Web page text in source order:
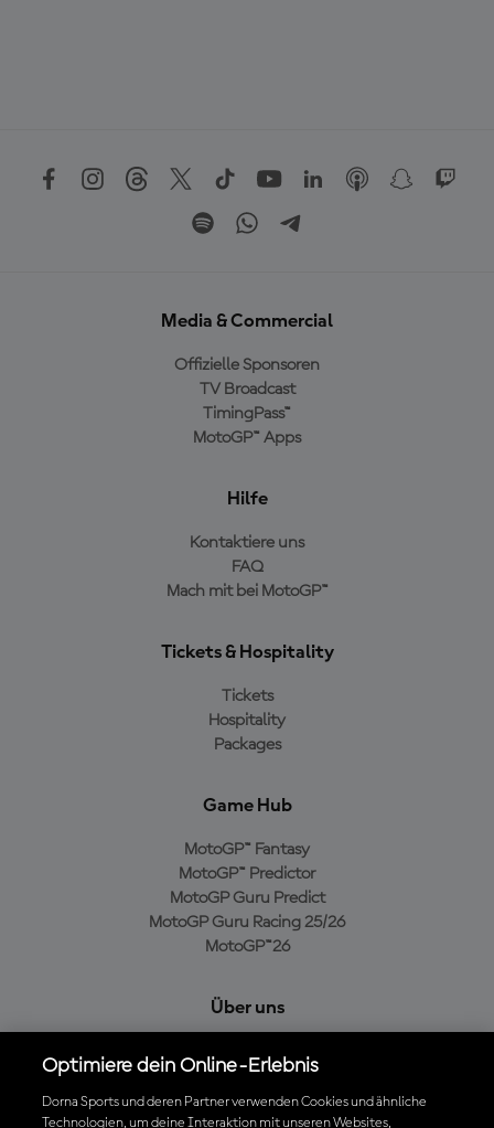
Media & Commercial
Offizielle Sponsoren
TV Broadcast
TimingPass™
MotoGP™ Apps
Hilfe
Kontaktiere uns
FAQ
Mach mit bei MotoGP™
Tickets & Hospitality
Tickets
Hospitality
Packages
Game Hub
MotoGP™ Fantasy
MotoGP™ Predictor
MotoGP Guru Predict
MotoGP Guru Racing 25/26
MotoGP™26
Über uns
Cookie-Richtlinien
Geschäftsbedingungen
Optimiere dein Online-Erlebnis
Dorna Sports und deren Partner verwenden Cookies und ähnliche
Technologien, um deine Interaktion mit unseren Websites,